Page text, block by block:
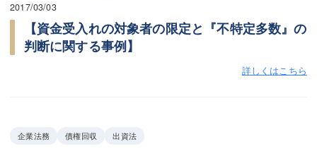
2017/03/03
【資金受入れの対象者の限定と『不特定多数』の
判断に関する事例】
詳しくはこちら
企業法務 債権回収 出資法